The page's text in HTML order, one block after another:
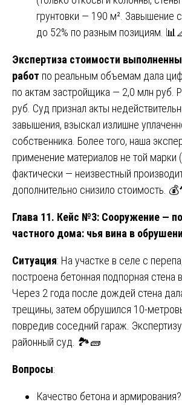
грунтовки — 190 м². Завышение
до 52% по разным позициям.
Экспертиза стоимости
работ по реальным объемам дала
по актам застройщика — 2,0 млн руб.
руб. Суд признал акты
завышения, взыскал излишне
собственника. Более того, наша
применение материалов не той марки
фактически — неизвестный
дополнительно снизило стоимость.
Глава 11. Кейс №3: Сооружение —
частного дома: чья вина в
Ситуация: На участке в селе с
построена бетонная подпорная стена
Через 2 года после дождей стена
трещины, затем обрушился 10-
повредив соседний гараж.
районный суд. 🏞️🧱
Вопросы:
Качество бетона и армирования?